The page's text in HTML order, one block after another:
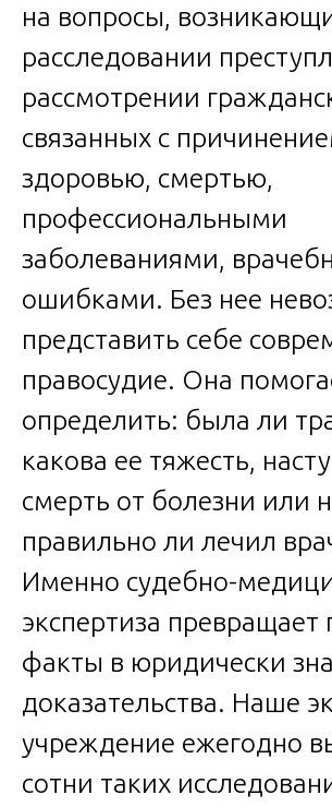
на вопросы,
расследовании
рассмотрении
связанных с
здоровью, смертью,
профессиональными
заболеваниями,
ошибками. Без нее
представить себе
правосудие. Она
определить: была ли
какова ее тяжесть,
смерть от болезни или
правильно ли лечил
Именно судебно-
экспертиза превращает
факты в юридически
доказательства. Наше
учреждение ежегодно
сотни таких